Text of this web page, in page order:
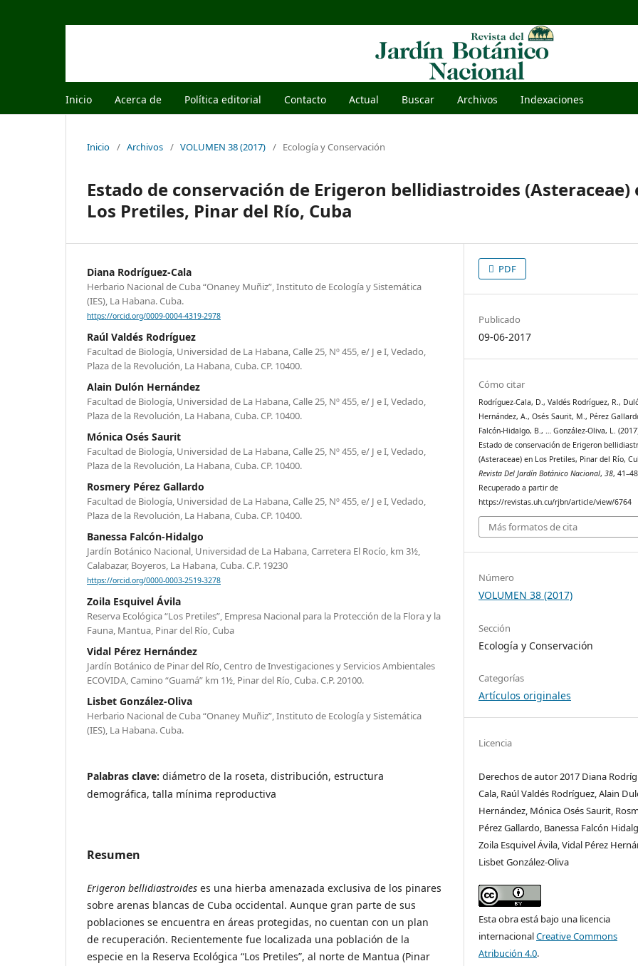
Inicio Acerca de Política editorial Contacto Actual Buscar Archivos Indexaciones
Inicio / Archivos / VOLUMEN 38 (2017) / Ecología y Conservación
Estado de conservación de Erigeron bellidiastroides (Asteraceae)
Los Pretiles, Pinar del Río, Cuba
Diana Rodríguez-Cala
Herbario Nacional de Cuba “Onaney Muñiz”, Instituto de Ecología y Sistemática
(IES), La Habana. Cuba.
https://orcid.org/0009-0004-4319-2978
Raúl Valdés Rodríguez
Facultad de Biología, Universidad de La Habana, Calle 25, Nº 455, e/ J e I, Vedado,
Plaza de la Revolución, La Habana, Cuba. CP. 10400.
Alain Dulón Hernández
Facultad de Biología, Universidad de La Habana, Calle 25, Nº 455, e/ J e I, Vedado,
Plaza de la Revolución, La Habana, Cuba. CP. 10400.
Mónica Osés Saurit
Facultad de Biología, Universidad de La Habana, Calle 25, Nº 455, e/ J e I, Vedado,
Plaza de la Revolución, La Habana, Cuba. CP. 10400.
Rosmery Pérez Gallardo
Facultad de Biología, Universidad de La Habana, Calle 25, Nº 455, e/ J e I, Vedado,
Plaza de la Revolución, La Habana, Cuba. CP. 10400.
Banessa Falcón-Hidalgo
Jardín Botánico Nacional, Universidad de La Habana, Carretera El Rocío, km 3½,
Calabazar, Boyeros, La Habana, Cuba. C.P. 19230
https://orcid.org/0000-0003-2519-3278
Zoila Esquivel Ávila
Reserva Ecológica “Los Pretiles”, Empresa Nacional para la Protección de la Flora y la
Fauna, Mantua, Pinar del Río, Cuba
Vidal Pérez Hernández
Jardín Botánico de Pinar del Río, Centro de Investigaciones y Servicios Ambientales
ECOVIDA, Camino “Guamá” km 1½, Pinar del Río, Cuba. C.P. 20100.
Lisbet González-Oliva
Herbario Nacional de Cuba “Onaney Muñiz”, Instituto de Ecología y Sistemática
(IES), La Habana. Cuba.
Palabras clave: diámetro de la roseta, distribución, estructura
demográfica, talla mínima reproductiva
Resumen
Erigeron bellidiastroides es una hierba amenazada exclusiva de los pinares
sobre arenas blancas de Cuba occidental. Aunque gran parte de sus
poblaciones se encuentra en áreas protegidas, no cuentan con un plan
de recuperación. Recientemente fue localizada una población de la
especie en la Reserva Ecológica “Los Pretiles”, al norte de Mantua (Pinar
PDF
Publicado
09-06-2017
Cómo citar
Rodríguez-Cala, D., Valdés Rodríguez, R.,
Hernández, A., Osés Saurit, M., Pérez
Falcón-Hidalgo, B., … González-Oliva, L.
Estado de conservación de Erigeron
(Asteraceae) en Los Pretiles, Pinar del Río,
Revista Del Jardín Botánico Nacional,38,
Recuperado a partir de
https://revistas.uh.cu/rjbn/article/view/6764
Más formatos de cita
Número
VOLUMEN 38 (2017)
Sección
Ecología y Conservación
Categorías
Artículos originales
Licencia
Derechos de autor 2017 Diana
Cala, Raúl Valdés Rodríguez, Alain
Hernández, Mónica Osés Saurit,
Pérez Gallardo, Banessa Falcón
Zoila Esquivel Ávila, Vidal Pérez
Lisbet González-Oliva
Esta obra está bajo una licencia
internacionalCreative Commons
Atribución 4.0.